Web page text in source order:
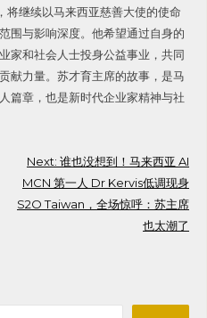
继续以马来西亚慈善大使的使命
围与影响深度。他希望通过自身的
家和社会人士投身公益事业，共同
献力量。苏才育主席的故事，是马
篇章，也是新时代企业家精神与社
Next: 谁也没想到！马来西亚 AI
MCN 第一人 Dr Kervis低调现身
S2O Taiwan，全场惊呼：苏主席
也太潮了